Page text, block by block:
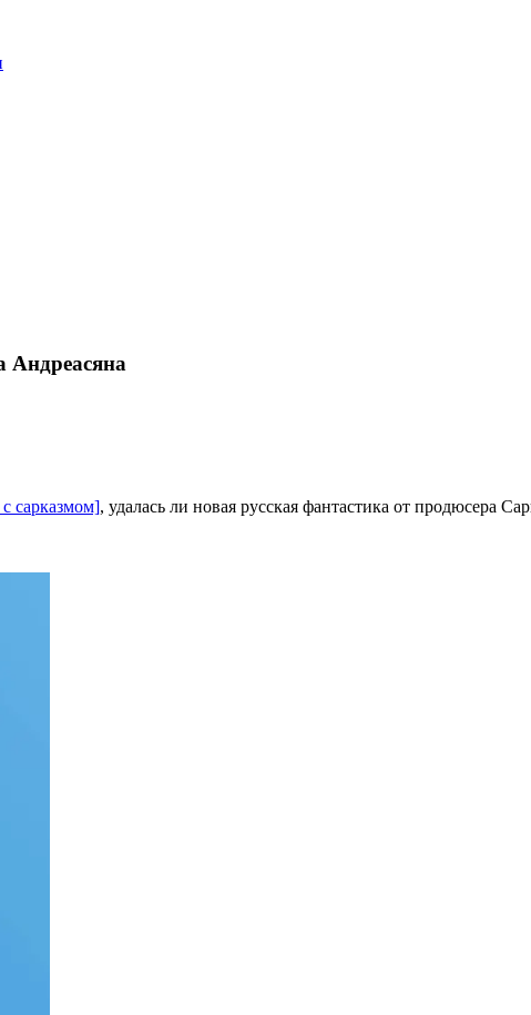
сарказмом], удалась ли новая русская фантастика от продюсера